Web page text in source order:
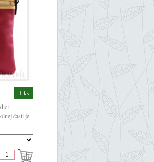
1 ks
časti je